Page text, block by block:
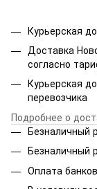
Курьерская
Доставка
согласно
Курьерская
перевозчика
Подробнее о
Безналичный
Безналичный
Оплата